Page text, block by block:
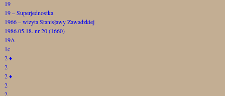
19
19 – Superjednostka
1966 – wizyta Stanisławy Zawadzkiej
1986.05.18. nr 20 (1660)
19A
1c
2♦
2
2♦
2
2